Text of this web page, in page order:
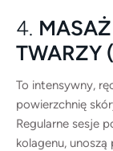
4.
TWARZY
To intensywny,
powierzchnię
Regularne sesje
kolagenu,